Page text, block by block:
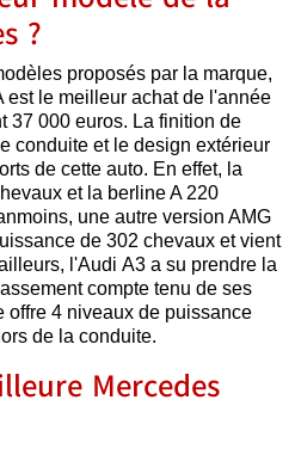
?
proposés par la marque,
est le meilleur achat de l'année
37 000 euros. La finition de
conduite et le design extérieur
de cette auto. En effet, la
et la berline A 220
une autre version AMG
de 302 chevaux et vient
l'Audi A3 a su prendre la
compte tenu de ses
offre 4 niveaux de puissance
de la conduite.
Mercedes